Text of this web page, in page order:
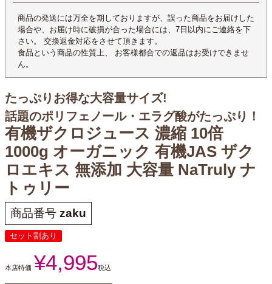
商品の発送には万全を期しておりますが、誤った商品をお届けした
場合や、お届け時に破損が合った場合には、7日以内にご連絡を下
さい。 交換返金対応をさせて頂きます。
食品という商品の性質上、 お客様都合での返品はお受けできませ
ん。
たっぷりお得な大容量サイズ!
話題のポリフェノール・エラグ酸がたっぷり！
有機ザクロジュース 濃縮 10倍
1000g オーガニック 有機JAS ザク
ロエキス 無添加 大容量 NaTruly ナ
トゥリー
商品番号 zaku
セット割あり
本店特価 ¥4,995税込